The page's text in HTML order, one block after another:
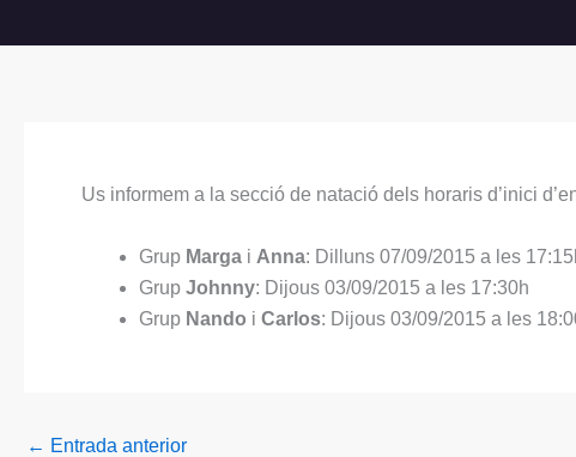
Us informem a la secció de ‪‎natació‬ dels horaris d’inici
Grup Marga i Anna: Dilluns 07/09/2015 a les
Grup Johnny: Dijous 03/09/2015 a les 17:30h
Grup Nando i Carlos: Dijous 03/09/2015 a les
← Entrada anterior